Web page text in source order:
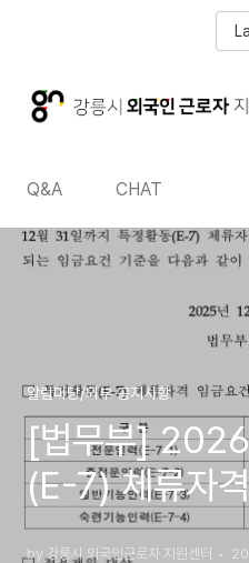
Q&A CHAT
알림마당/외부 공지사항
[법무부]
(E-7) 체류자
공고
by 강릉시 외국인근로자 지원센터